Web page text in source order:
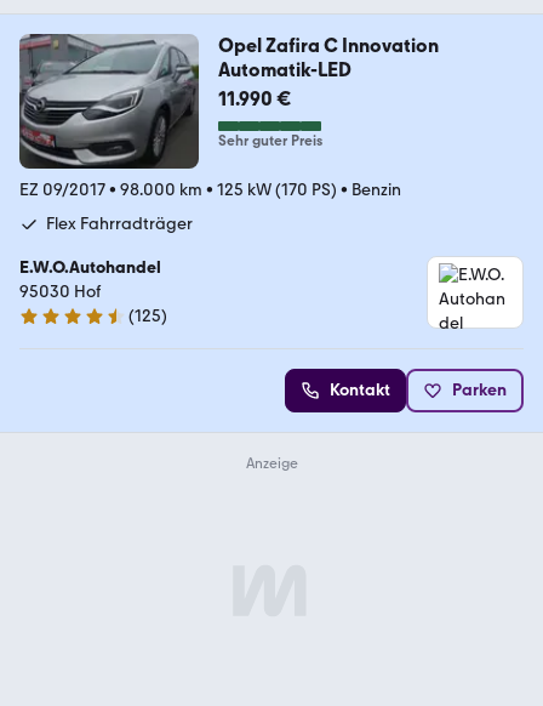
Opel Zafira C Innovation
Automatik-LED
11.990 €
Sehr guter Preis
EZ 09/2017• 98.000 km • 125 kW (170 PS) • Benzin
Flex Fahrradträger
E.W.O.Autohandel
95030 Hof
4.3 Sterne
(125)
Kontakt Parken